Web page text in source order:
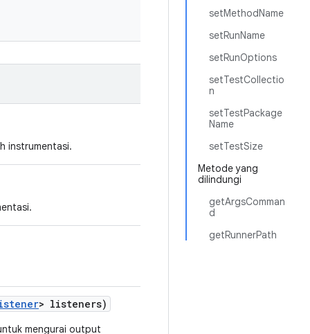
setMethodName
setRunName
setRunOptions
setTestCollectio
n
setTestPackage
Name
setTestSize
Metode yang
dilindungi
getArgsComman
d
getRunnerPath
instrumentasi.
> listeners)
mengurai output